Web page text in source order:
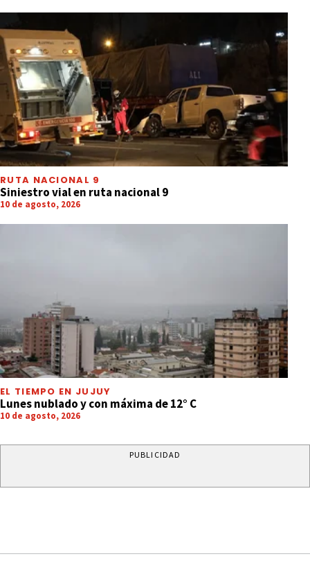
RUTA NACIONAL 9
Siniestro vial en ruta nacional 9
10 de agosto, 2026
EL TIEMPO EN JUJUY
Lunes nublado y con máxima de 12° C
10 de agosto, 2026
PUBLICIDAD